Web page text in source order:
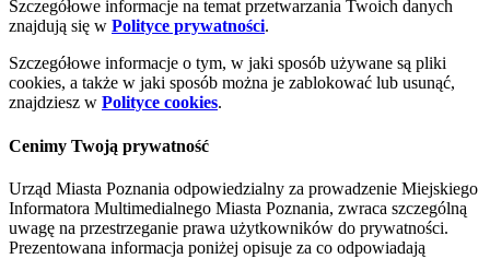
Szczegółowe informacje na temat przetwarzania Twoich danych
znajdują się w Polityce prywatności.
Szczegółowe informacje o tym, w jaki sposób używane są pliki
cookies, a także w jaki sposób można je zablokować lub usunąć,
znajdziesz w Polityce cookies.
Cenimy Twoją prywatność
Urząd Miasta Poznania odpowiedzialny za prowadzenie Miejskiego
Informatora Multimedialnego Miasta Poznania, zwraca szczególną
uwagę na przestrzeganie prawa użytkowników do prywatności.
Prezentowana informacja poniżej opisuje za co odpowiadają